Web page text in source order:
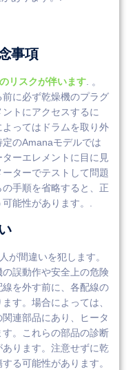
事項
リスクが伴います . 。
に必ず乾燥機のプラグ
トにアクセスするに
ってはドラムを取り外
のAmanaモデルでは
ーエレメントに目に見
ターでテストして問題
手順を省略すると、正
能性があります。.
が間違いを犯します。
誤動作や安全上の危険
を外す前に、各配線の
す。場合によっては、
連部品にあり、ヒータ
。これらの部品の診断
ります。注意せずに乾
る可能性があります。